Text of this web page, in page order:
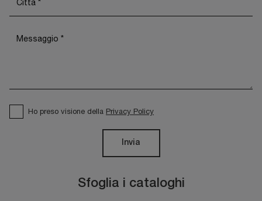
Sfoglia i cataloghi
Ho preso visione della Privacy Policy
Invia